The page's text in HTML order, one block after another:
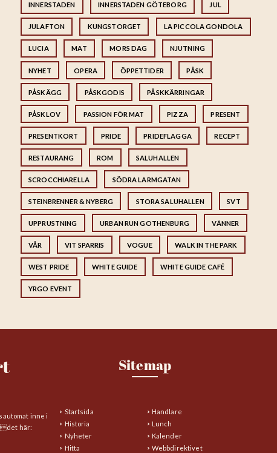
INNERSTADEN INNERSTADEN GÖTEBORG JUL
JULAFTON KUNGSTORGET LA PICCOLA GONDOLA
LUCIA MAT MORS DAG NJUTNING
NYHET OPERA ÖPPETTIDER PÅSK
PÅSKÄGG PÅSKGODIS PÅSKKÄRRINGAR
PÅSKLOV PASSION FÖR MAT PIZZA PRESENT
PRESENTKORT PRIDE PRIDEFLAGGA RECEPT
RESTAURANG ROM SALUHALLEN
SCROCCHIARELLA SÖDRA LARMGATAN
STEINBRENNER & NYBERG STORA SALUHALLEN SVT
UPPRUSTNING URBAN RUN GOTHENBURG VÄNNER
VÅR VIT SPARRIS VOGUE WALK IN THE PARK
WEST PRIDE WHITE GUIDE WHITE GUIDE CAFÉ
YRGO EVENT
inne i
det här:
Sitemap
Startsida
Handlare
Historia
Lunch
Nyheter
Kalender
Hitta
Webbdirektivet